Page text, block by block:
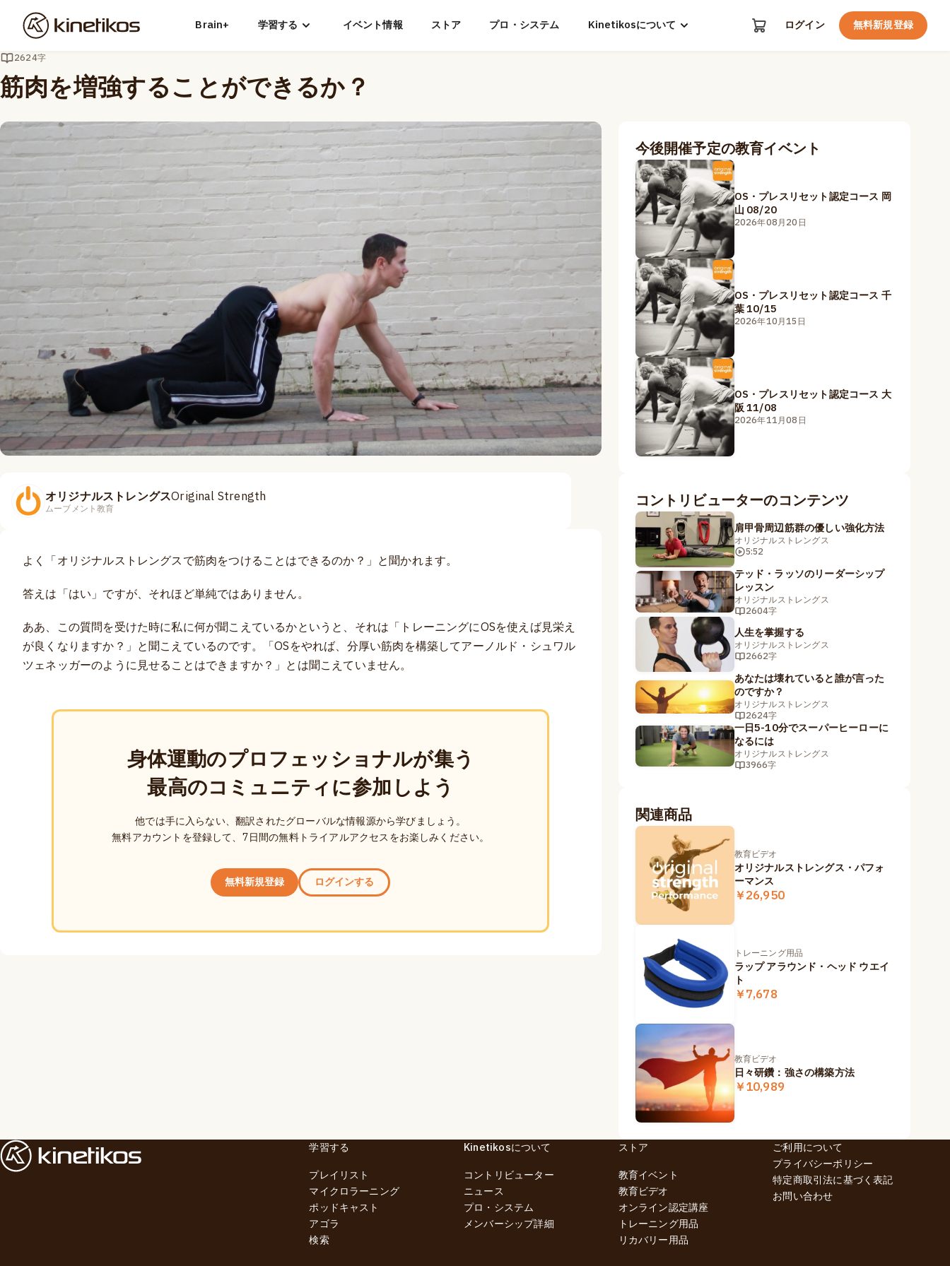
Brain+ 学習する イベント情報 ストア プロ・システム Kinetikosについて ログイン 無料新規登録
2624字
筋肉を増強することができるか？
オリジナルストレングスOriginal Strength
ムーブメント教育
よく「オリジナルストレングスで筋肉をつけることはできるのか？」と聞かれます。
答えは「はい」ですが、それほど単純ではありません。
ああ、この質問を受けた時に私に何が聞こえているかというと、それは「トレーニングにOSを使えば見栄え
が良くなりますか？」と聞こえているのです。「OSをやれば、分厚い筋肉を構築してアーノルド・シュワル
ツェネッガーのように見せることはできますか？」とは聞こえていません。
身体運動のプロフェッショナルが集う
最高のコミュニティに参加しよう
他では手に入らない、翻訳されたグローバルな情報源から学びましょう。
無料アカウントを登録して、7日間の無料トライアルアクセスをお楽しみください。
無料新規登録 ログインする
今後開催予定の教育イベント
OS・プレスリセット認定コース 岡
山 08/20
2026年08月20日
OS・プレスリセット認定コース 千
葉 10/15
2026年10月15日
OS・プレスリセット認定コース 大
阪 11/08
2026年11月08日
コントリビューターのコンテンツ
肩甲骨周辺筋群の優しい強化方法
オリジナルストレングス
5:52
テッド・ラッソのリーダーシップ
レッスン
オリジナルストレングス
2604字
人生を掌握する
オリジナルストレングス
2662字
あなたは壊れていると誰が言った
のですか？
オリジナルストレングス
2624字
一日5-10分でスーパーヒーローに
なるには
オリジナルストレングス
3966字
関連商品
教育ビデオ
オリジナルストレングス・パフォ
ーマンス
￥26,950
トレーニング用品
ラップ アラウンド・ヘッド ウエイ
ト
￥7,678
教育ビデオ
日々研鑽：強さの構築方法
￥10,989
学習する
プレイリスト
マイクロラーニング
ポッドキャスト
アゴラ
検索
Kinetikosについて
コントリビューター
ニュース
プロ・システム
メンバーシップ詳細
ストア
教育イベント
教育ビデオ
オンライン認定講座
トレーニング用品
リカバリー用品
ご利用について
プライバシーポリシー
特定商取引法に基づく表記
お問い合わせ